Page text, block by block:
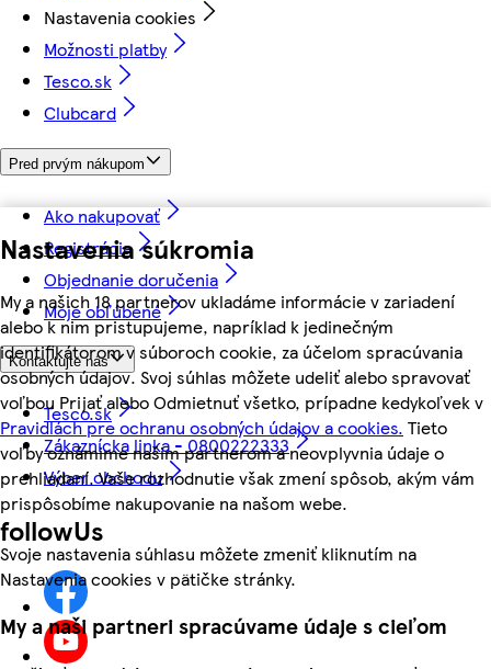
Nastavenia súkromia
My a našich 18 partnerov ukladáme informácie v zariadení
alebo k nim pristupujeme, napríklad k jedinečným
identifikátorom v súboroch cookie, za účelom spracúvania
osobných údajov. Svoj súhlas môžete udeliť alebo spravovať
voľbou Prijať alebo Odmietnuť všetko, prípadne kedykoľvek v
Pravidlách pre ochranu osobných údajov a cookies. Tieto
voľby oznámime našim partnerom a neovplyvnia údaje o
prehliadaní. Vaše rozhodnutie však zmení spôsob, akým vám
prispôsobíme nakupovanie na našom webe.
Svoje nastavenia súhlasu môžete zmeniť kliknutím na
Nastavenia cookies v pätičke stránky.
My a naši partneri spracúvame údaje s cieľom
Nastavenia cookies
Možnosti platby
Tesco.sk
Clubcard
Pred prvým nákupom
Ako nakupovať
Registrácia
Objednanie doručenia
Moje obľúbené
Kontaktujte nás
Tesco.sk
Zákaznícka linka - 0800222333
Výber obchodu
followUs